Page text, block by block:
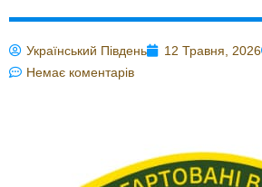
Український Південь 12 Травня, 2026
Немає коментарів